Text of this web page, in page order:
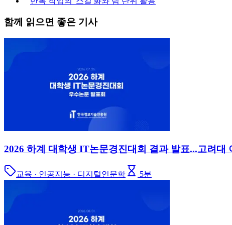
함께 읽으면 좋은 기사
2026 하계 대학생 IT논문경진대회 결과 발표...고려대
교육 · 인공지능 · 디지털인문학 5분